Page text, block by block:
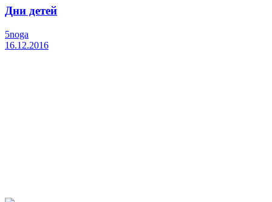
Дни детей
5noga
16.12.2016